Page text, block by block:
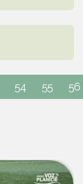
54 55 56